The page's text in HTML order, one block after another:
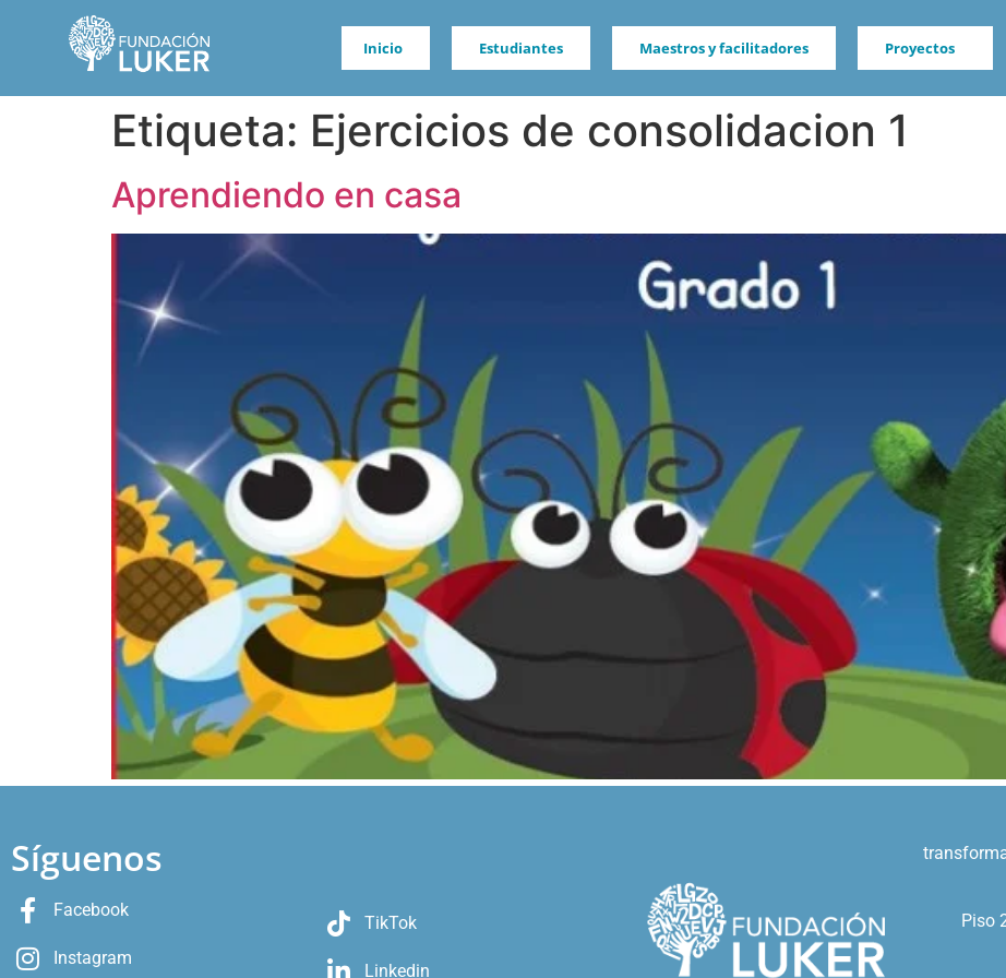
Inicio Estudiantes Maestros y facilitadores Proyectos
Etiqueta: Ejercicios de consolidacion 1
Aprendiendo en casa
Síguenos
Facebook
Instagram
TikTok
Linkedin
Piso